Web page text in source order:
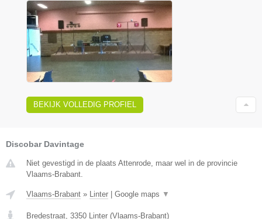
BEKIJK VOLLEDIG PROFIEL
Discobar Davintage
Niet gevestigd in de plaats Attenrode, maar wel in de provincie
Vlaams-Brabant.
Vlaams-Brabant » Linter | Google maps ▼
Bredestraat 3350 Linter (Vlaams-Brabant)